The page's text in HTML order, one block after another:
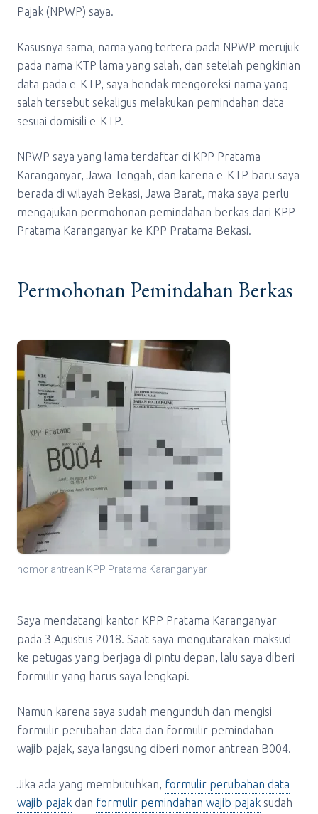
Pajak (NPWP) saya.
Kasusnya sama, nama yang tertera pada NPWP merujuk
pada nama KTP lama yang salah, dan setelah pengkinian
data pada e-KTP, saya hendak mengoreksi nama yang
salah tersebut sekaligus melakukan pemindahan data
sesuai domisili e-KTP.
NPWP saya yang lama terdaftar di KPP Pratama
Karanganyar, Jawa Tengah, dan karena e-KTP baru saya
berada di wilayah Bekasi, Jawa Barat, maka saya perlu
mengajukan permohonan pemindahan berkas dari KPP
Pratama Karanganyar ke KPP Pratama Bekasi.
Permohonan Pemindahan Berkas
nomor antrean KPP Pratama Karanganyar
Saya mendatangi kantor KPP Pratama Karanganyar
pada 3 Agustus 2018. Saat saya mengutarakan maksud
ke petugas yang berjaga di pintu depan, lalu saya diberi
formulir yang harus saya lengkapi.
Namun karena saya sudah mengunduh dan mengisi
formulir perubahan data dan formulir pemindahan
wajib pajak, saya langsung diberi nomor antrean B004.
Jika ada yang membutuhkan, formulir perubahan data
wajib pajak dan formulir pemindahan wajib pajak sudah